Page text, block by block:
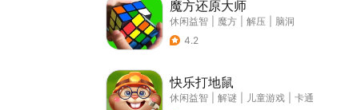
魔方还原大师
休闲益智 魔方 解压
脑洞
4.2
快乐打地鼠
休闲益智 解谜 儿童游戏
卡通